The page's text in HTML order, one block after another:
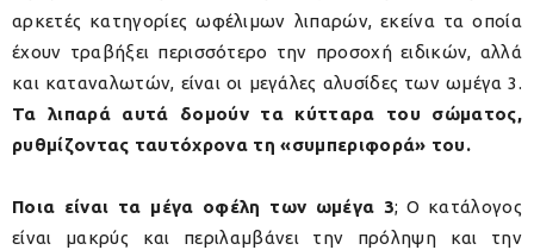
αρκετές κατηγορίες ωφέλιμων λιπαρών, εκείνα τα οποία
έχουν τραβήξει περισσότερο την προσοχή ειδικών, αλλά
και καταναλωτών, είναι οι μεγάλες αλυσίδες των ωμέγα 3.
Τα λιπαρά αυτά δομούν τα κύτταρα του σώματος,
ρυθμίζοντας ταυτόχρονα τη «συμπεριφορά» του.
Ποια είναι τα μέγα οφέλη των ωμέγα 3; Ο κατάλογος
είναι μακρύς και περιλαμβάνει την πρόληψη και την